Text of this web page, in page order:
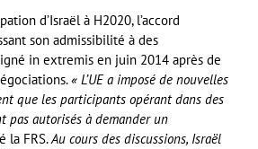
d’Israël à H2020, l’accord
son admissibilité à des
in extremis en juin 2014 après de
« L’UE a imposé de nouvelles
que les participants opérant dans des
pas autorisés à demander un
la FRS.Au cours des discussions, Israël